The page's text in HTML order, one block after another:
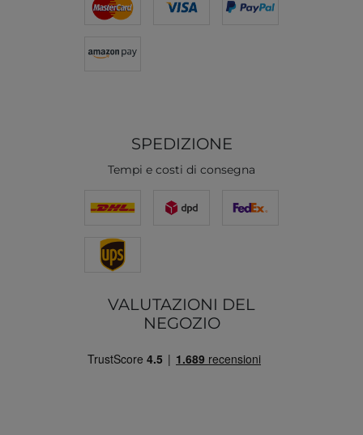
SPEDIZIONE
Tempi e costi di consegna
VALUTAZIONI DEL
NEGOZIO